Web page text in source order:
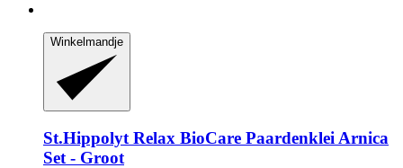
Winkelmandje
St.Hippolyt Relax BioCare Paardenklei Arnica
Set -​ Groot